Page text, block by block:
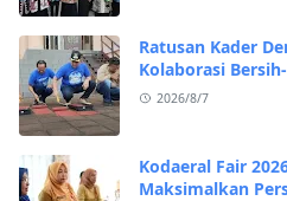
Ratusan Kader
Kolaborasi
2026/8/7
Kodaeral Fair
Maksimalkan